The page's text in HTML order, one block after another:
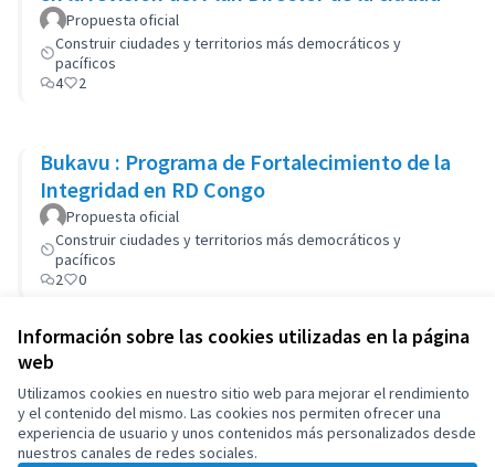
Información sobre las cookies utilizadas en la página
web
Utilizamos cookies en nuestro sitio web para mejorar el rendimiento
y el contenido del mismo. Las cookies nos permiten ofrecer una
experiencia de usuario y unos contenidos más personalizados desde
nuestros canales de redes sociales.
Propuesta oficial
Construir ciudades y territorios más democráticos y
pacíficos
4
2
Bukavu : Programa de Fortalecimiento de la
Integridad en RD Congo
Propuesta oficial
Construir ciudades y territorios más democráticos y
pacíficos
2
0
Términos y condiciones de uso
Configuración de cookies
OIDP en X
(Enlace externo)
OIDP en Facebook
(Enlace externo)
OIDP en YouTube
(Enlace externo)
Castellano
Choose languageChoisir la langueElegir el idioma